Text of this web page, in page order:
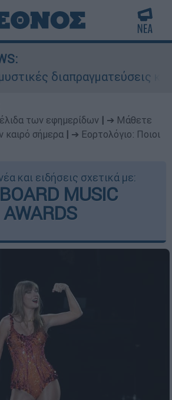
και γιατί
των εφημερίδων
➔ Μάθετε
καιρό σήμερα
➔ Εορτολόγιο: Ποιοι
και ειδήσεις σχετικά με:
MUSIC
AWARDS